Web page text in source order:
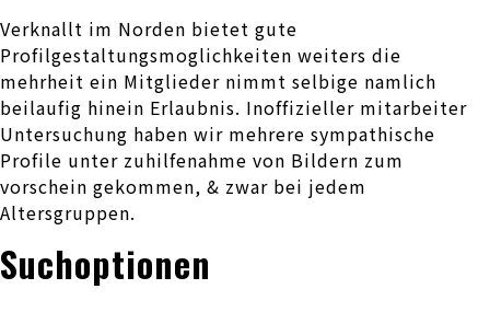
Verknallt im Norden bietet gute
Profilgestaltungsmoglichkeiten weiters die
mehrheit ein Mitglieder nimmt selbige namlich
beilaufig hinein Erlaubnis. Inoffizieller mitarbeiter
Untersuchung haben wir mehrere sympathische
Profile unter zuhilfenahme von Bildern zum
vorschein gekommen, & zwar bei jedem
Altersgruppen.
Suchoptionen